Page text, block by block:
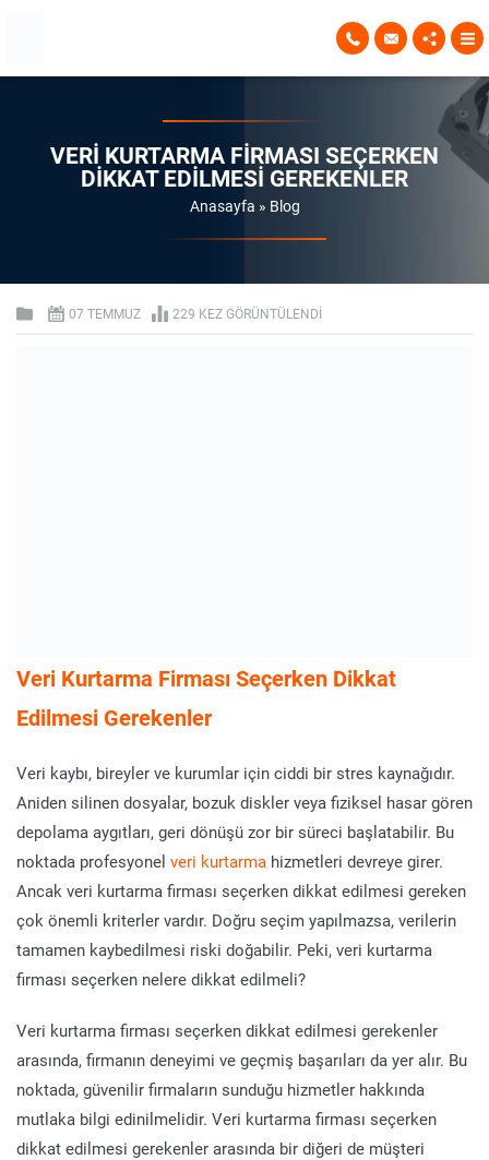
VERI KURTARMA FIRMASI SEÇERKEN
DIKKAT EDILMESI GEREKENLER
Anasayfa » Blog
07 TEMMUZ 229 KEZ GÖRÜNTÜLENDI
Veri Kurtarma Firması Seçerken Dikkat
Edilmesi Gerekenler
Veri kaybı, bireyler ve kurumlar için ciddi bir stres kaynağıdır.
Aniden silinen dosyalar, bozuk diskler veya fiziksel hasar gören
depolama aygıtları, geri dönüşü zor bir süreci başlatabilir. Bu
noktada profesyonel veri kurtarma hizmetleri devreye girer.
Ancak veri kurtarma firması seçerken dikkat edilmesi gereken
çok önemli kriterler vardır. Doğru seçim yapılmazsa, verilerin
tamamen kaybedilmesi riski doğabilir. Peki, veri kurtarma
firması seçerken nelere dikkat edilmeli?
Veri kurtarma firması seçerken dikkat edilmesi gerekenler
arasında, firmanın deneyimi ve geçmiş başarıları da yer alır. Bu
noktada, güvenilir firmaların sunduğu hizmetler hakkında
mutlaka bilgi edinilmelidir. Veri kurtarma firması seçerken
dikkat edilmesi gerekenler arasında bir diğeri de müşteri